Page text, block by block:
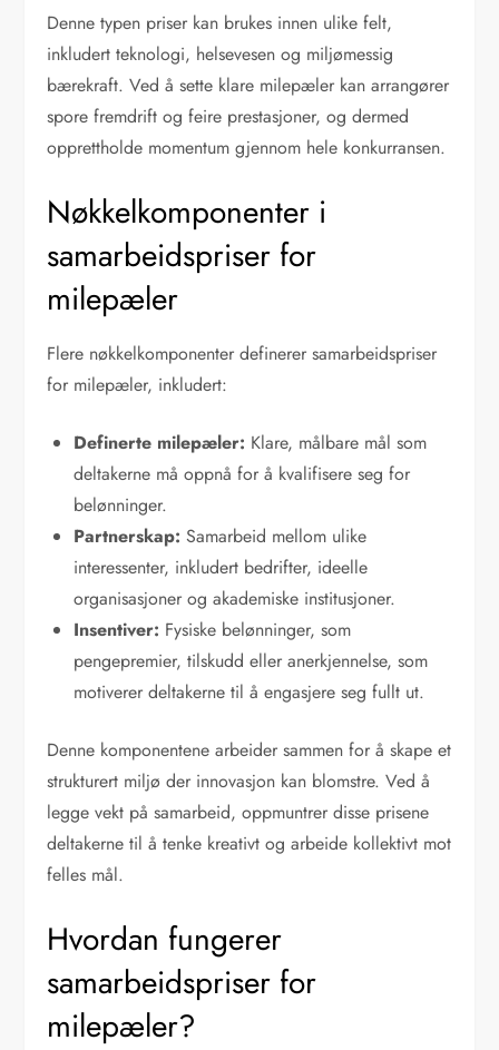
Denne typen priser kan brukes innen ulike felt,
inkludert teknologi, helsevesen og miljømessig
bærekraft. Ved å sette klare milepæler kan arrangører
spore fremdrift og feire prestasjoner, og dermed
opprettholde momentum gjennom hele konkurransen.
Nøkkelkomponenter i
samarbeidspriser for
milepæler
Flere nøkkelkomponenter definerer samarbeidspriser
for milepæler, inkludert:
Definerte milepæler: Klare, målbare mål som
deltakerne må oppnå for å kvalifisere seg for
belønninger.
Partnerskap: Samarbeid mellom ulike
interessenter, inkludert bedrifter, ideelle
organisasjoner og akademiske institusjoner.
Insentiver: Fysiske belønninger, som
pengepremier, tilskudd eller anerkjennelse, som
motiverer deltakerne til å engasjere seg fullt ut.
Denne komponentene arbeider sammen for å skape et
strukturert miljø der innovasjon kan blomstre. Ved å
legge vekt på samarbeid, oppmuntrer disse prisene
deltakerne til å tenke kreativt og arbeide kollektivt mot
felles mål.
Hvordan fungerer
samarbeidspriser for
milepæler?